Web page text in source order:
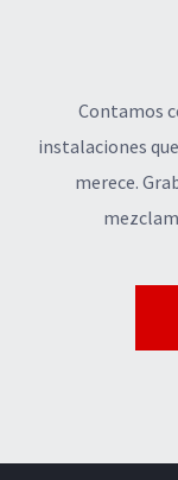
Contamos
instalaciones
merece.